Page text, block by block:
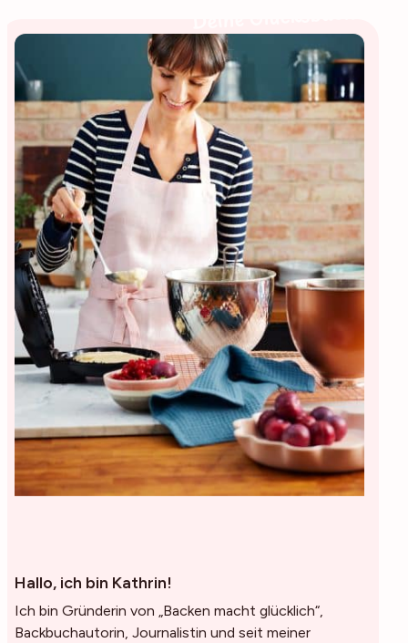
Hallo, ich bin Kathrin!
Ich bin Gründerin von „Backen macht glücklich“,
Backbuchautorin, Journalistin und seit meiner